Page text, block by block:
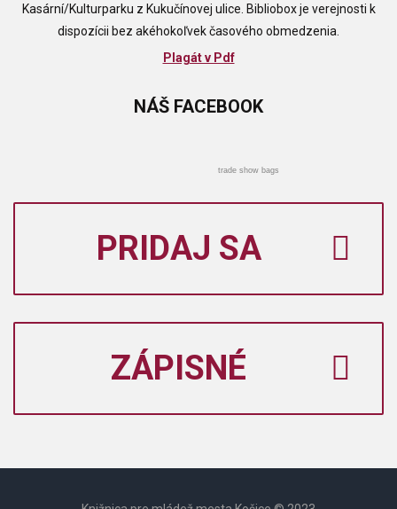
Kasární/Kulturparku z Kukučínovej ulice. Bibliobox je verejnosti k
dispozícii bez akéhokoľvek časového obmedzenia.
Plagát v Pdf
NÁŠ FACEBOOK
trade show bags
PRIDAJ SA
ZÁPISNÉ